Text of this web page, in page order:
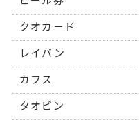
クオカ－ド
レイバン
カフス
タオピン